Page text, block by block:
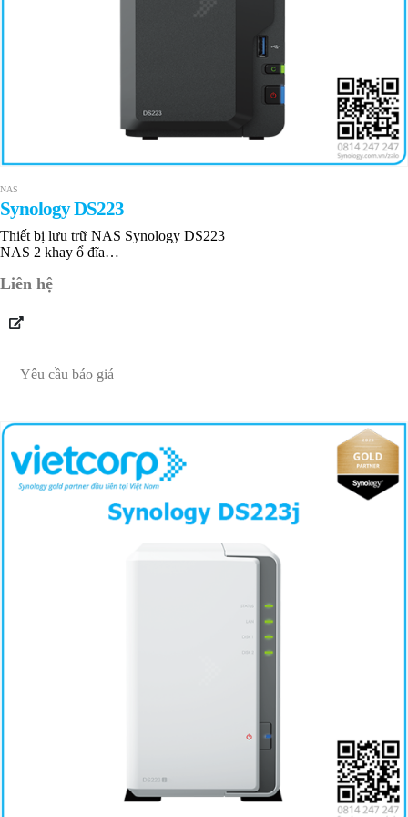
NAS
Synology DS223
Thiết bị lưu trữ NAS Synology DS223
NAS 2 khay ổ đĩa
1 x RJ-45 1GbE LAN
Liên hệ
Yêu cầu báo giá